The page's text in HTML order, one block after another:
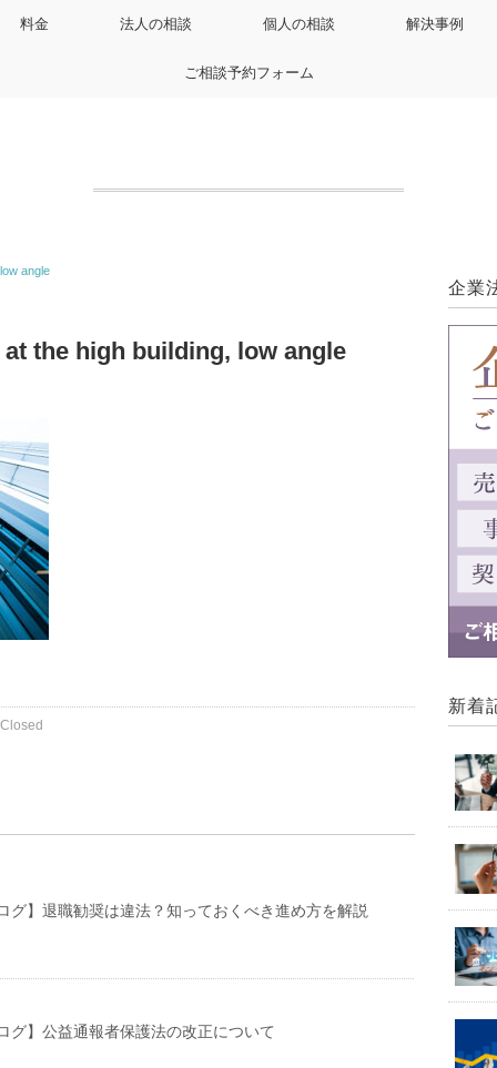
料金 法人の相談 個人の相談 解決事例
ご相談予約フォーム
angle
the high building, low angle
グ】退職勧奨は違法？知っておくべき進め方を解説
グ】公益通報者保護法の改正について
企業
新着